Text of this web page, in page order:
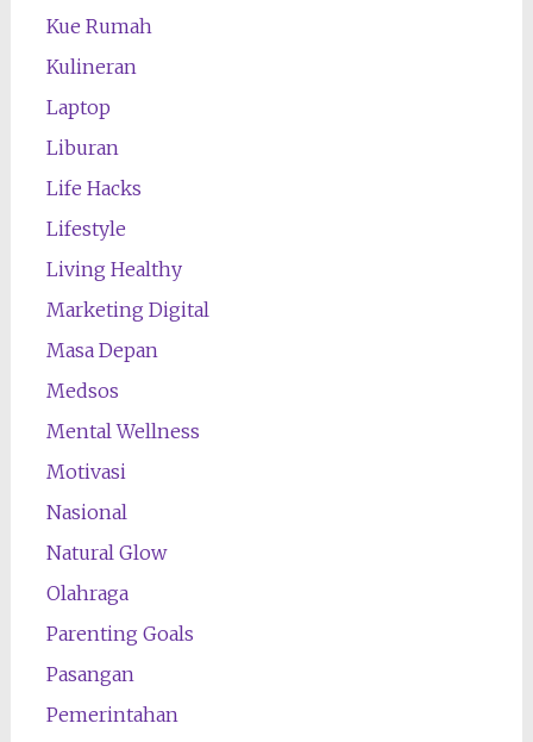
Kue Rumah
Kulineran
Laptop
Liburan
Life Hacks
Lifestyle
Living Healthy
Marketing Digital
Masa Depan
Medsos
Mental Wellness
Motivasi
Nasional
Natural Glow
Olahraga
Parenting Goals
Pasangan
Pemerintahan